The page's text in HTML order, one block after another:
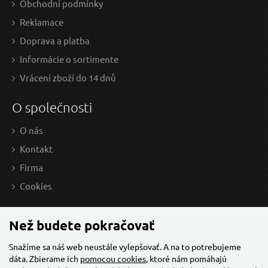
0,45 EUR / Ks
0.37 EUR bez DPH
Obchodní podmínky
Reklamace
Doprava a platba
Informácie o sortimente
Vrácení zboží do 14 dnů
O společnosti
O nás
Kontakt
Firma
Cookies
Než budete pokračovať
Snažíme sa náš web neustále vylepšovať. A na to potrebujeme
dáta. Zbierame ich pomocou cookies, ktoré nám pomáhajú